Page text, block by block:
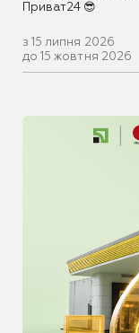
Приват24 😎
з 15 липня 2026
до 15 жовтня 2026